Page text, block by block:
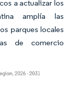
a actualizar los
amplía las
parques locales
de comercio